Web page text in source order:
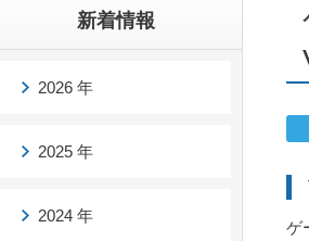
ゲ
新着情報
2026 年
2025 年
2024 年